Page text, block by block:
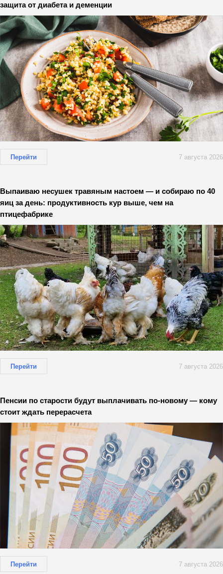
защита от диабета и деменции
Перейти 7 августа 2026
Выпаиваю несушек травяным настоем — и собираю по 40
яиц за день: продуктивность кур выше, чем на
птицефабрике
Перейти 7 августа 2026
Пенсии по старости будут выплачивать по-новому — кому
стоит ждать перерасчета
Перейти 7 августа 2026